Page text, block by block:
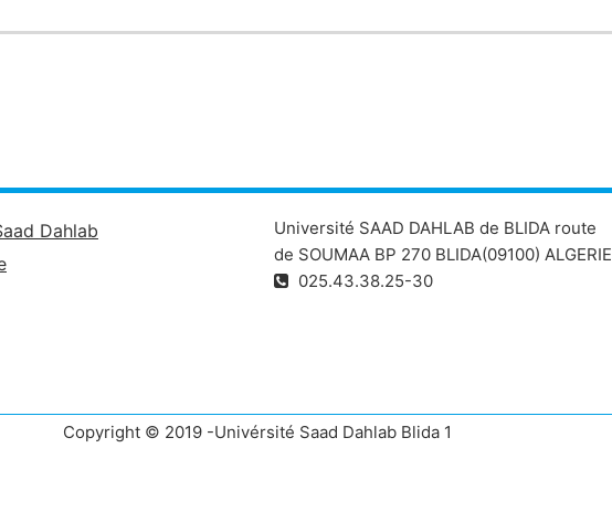
Dahlab
Université SAAD DAHLAB de BLIDA route
de SOUMAA BP 270 BLIDA(09100) ALGERIE
025.43.38.25-30
Copyright © 2019 -Univérsité Saad Dahlab Blida 1